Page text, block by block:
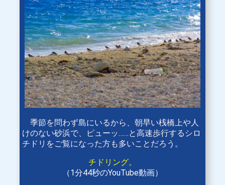
季節を問わず島にいるから、朝早い桟橋上や人
けのない砂浜で、ピューッ……と高速歩行するシロ
チドリをご覧になった方も多いことだろう。
チドリング。
（1分44秒のYouTube動画）